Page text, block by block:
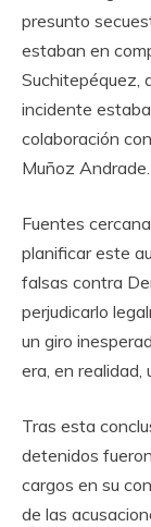
presunto
estaban en
Suchitepéquez,
incidente
colaboración
Muñoz Andrade.
Fuentes
planificar este
falsas contra
perjudicarlo
un giro
era, en realidad,
Tras esta
detenidos
cargos en su
de las